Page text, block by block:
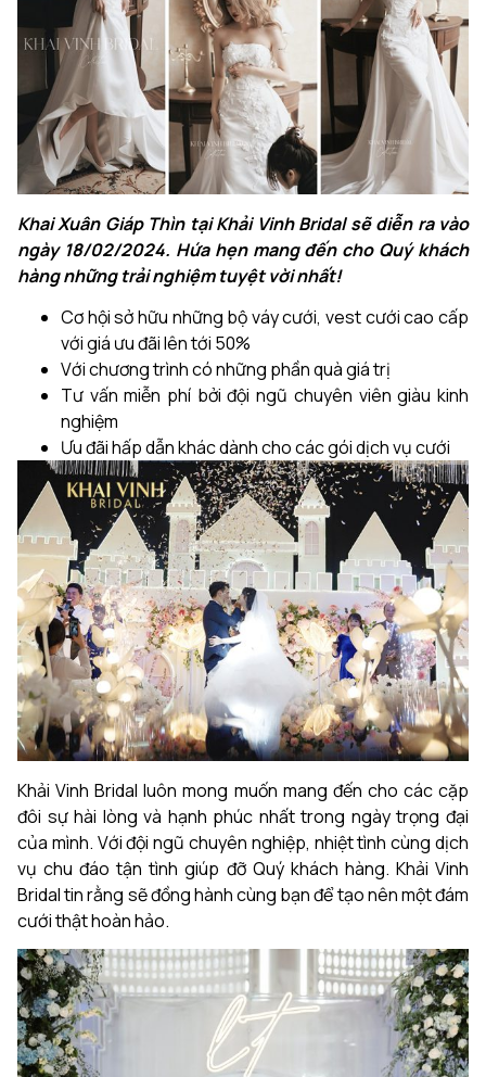
Khai Xuân Giáp Thìn tại Khải Vinh Bridal sẽ diễn ra vào
ngày 18/02/2024. Hứa hẹn mang đến cho Quý khách
hàng những trải nghiệm tuyệt vời nhất!
Cơ hội sở hữu những bộ váy cưới, vest cưới cao cấp
với giá ưu đãi lên tới 50%
Với chương trình có những phần quà giá trị
Tư vấn miễn phí bởi đội ngũ chuyên viên giàu kinh
nghiệm
Ưu đãi hấp dẫn khác dành cho các gói dịch vụ cưới
Khải Vinh Bridal luôn mong muốn mang đến cho các cặp
đôi sự hài lòng và hạnh phúc nhất trong ngày trọng đại
của mình. Với đội ngũ chuyên nghiệp, nhiệt tình cùng dịch
vụ chu đáo tận tình giúp đỡ Quý khách hàng. Khải Vinh
Bridal tin rằng sẽ đồng hành cùng bạn để tạo nên một đám
cưới thật hoàn hảo.